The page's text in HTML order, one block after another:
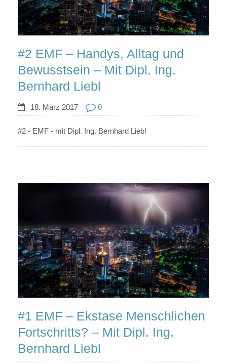
#2 EMF – Handys, Alltag und
Bewusstsein – Mit Dipl. Ing.
Bernhard Liebl
18. März 2017 0
#2 - EMF - mit Dipl. Ing. Bernhard Liebl
#1 EMF – Ekstase Menschlichen
Fortschritts? – Mit Dipl. Ing.
Bernhard Liebl